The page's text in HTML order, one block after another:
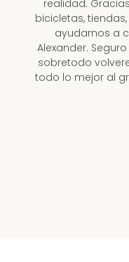
realidad.
bicicletas,
ayudarnos a
Alexander.
sobretodo
todo lo mejor al